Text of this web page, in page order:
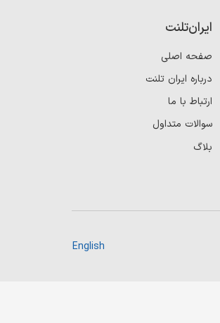
ایران‌تلنت
صفحه اصلی
درباره ایران تلنت
ارتباط با ما
سوالات متداول
بلاگ
English